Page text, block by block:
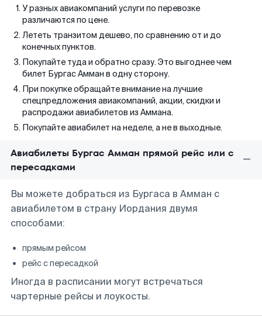
У разных авиакомпаний услуги по перевозке
различаются по цене.
Лететь транзитом дешево, по сравнению от и до
конечных пунктов.
Покупайте туда и обратно сразу. Это выгоднее чем
билет Бургас Амман в одну сторону.
При покупке обращайте внимание на лучшие
спецпредложения авиакомпаний, акции, скидки и
распродажи авиабилетов из Аммана.
Покупайте авиабилет на неделе, а не в выходные.
Авиабилеты Бургас Амман прямой рейс или с
пересадками
Вы можете добраться из Бургаса в Амман с
авиабилетом в страну Иордания двумя
способами:
прямым рейсом
рейс с пересадкой
Иногда в расписании могут встречаться
чартерные рейсы и лоукосты.